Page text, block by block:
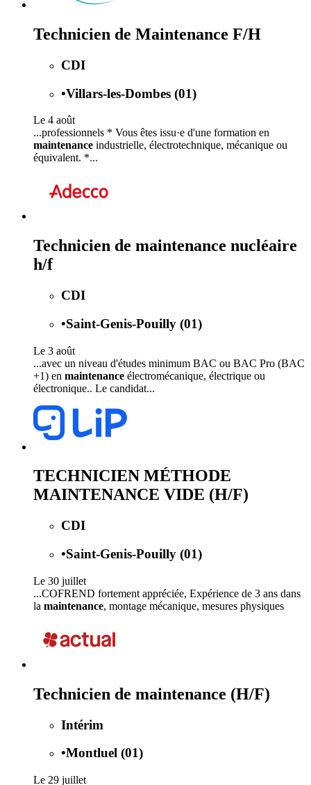
Technicien de Maintenance F/H
CDI
•Villars-les-Dombes (01)
Le 4 août
...professionnels * Vous êtes issu·e d'une formation en
maintenance industrielle, électrotechnique, mécanique ou
équivalent. *...
Technicien de maintenance nucléaire
h/f
CDI
•Saint-Genis-Pouilly (01)
Le 3 août
...avec un niveau d'études minimum BAC ou BAC Pro (BAC
+1) en maintenance électromécanique, électrique ou
électronique.. Le candidat...
TECHNICIEN MÉTHODE
MAINTENANCE VIDE (H/F)
CDI
•Saint-Genis-Pouilly (01)
Le 30 juillet
...COFREND fortement appréciée, Expérience de 3 ans dans
la maintenance, montage mécanique, mesures physiques
Technicien de maintenance (H/F)
Intérim
•Montluel (01)
Le 29 juillet